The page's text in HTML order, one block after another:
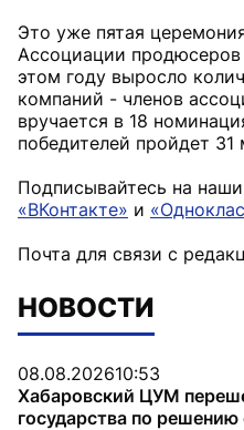
Это уже пятая
Ассоциации
этом году выросло
компаний - членов
вручается в 18
победителей пройдет 31
Подписывайтесь на
«ВКонтакте» и
Почта для связи с
НОВОСТИ
08.08.202610:53
Хабаровский ЦУМ
государства по решению